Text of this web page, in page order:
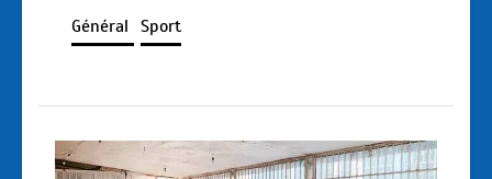
Général Sport